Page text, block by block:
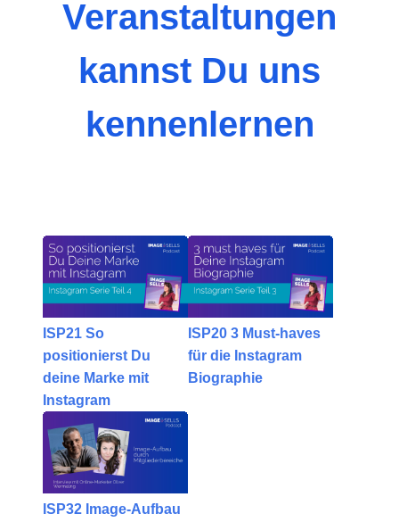
Veranstaltungen
kannst Du uns
kennenlernen
ISP21 So
positionierst Du
deine Marke mit
Instagram
ISP20 3 Must-haves
für die Instagram
Biographie
ISP32 Image-Aufbau